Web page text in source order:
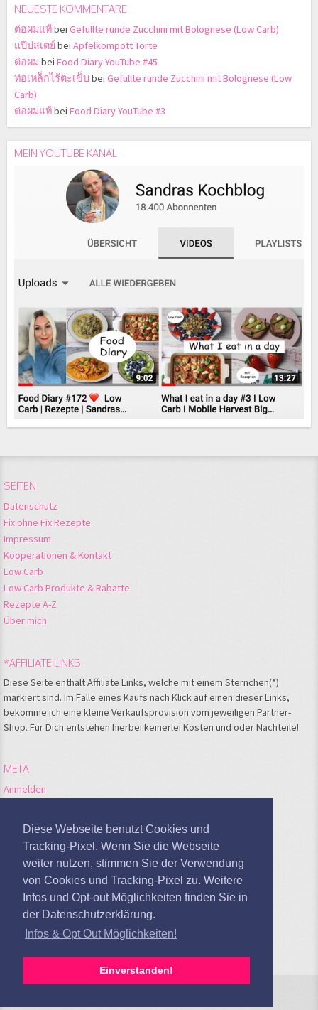
Diese Webseite benutzt Cookies und
Tracking-Pixel. Wenn Sie die Webseite
weiter nutzen, stimmen Sie der Verwendung
von Cookies und Tracking-Pixel zu. Weitere
Infos und Opt-out Möglichkeiten finden Sie in
der Datenschutzerklärung.
Infos & Opt Out Möglichkeiten!
Einverstanden!
NEUESTE KOMMENTARE
ต่อผมแท้bei Gefüllte runde Zucchini mit Bolognese (Low Carb)
แป๊ปสเตย์bei Apfelkompott Torte
ต่อผม bei Food Diary YouTube #45
ท่อเหล็กไร้ตะเข็บ bei Gefüllte runde Zucchini mit Bolognese (Low
Carb)
ต่อผมแท้bei Food Diary YouTube #3
MEIN YOUTUBE KANAL
SEITEN
Datenschutz
Fix ohne Fix Rezepte
Impressum
Kooperationen & Kontakt
Low Carb
Low Carb Produkte & Rabatte
Rezepte A-Z
Über mich
*AFFILIATE LINKS
Diese Seite enthält Affiliate Links, welche mit einem Sternchen(*)
markiert sind. Im Falle eines Kaufs nach Klick auf einen dieser Links,
bekomme ich eine kleine Verkaufsprovision vom jeweiligen Partner-
Shop. Für Dich entstehen hierbei keinerlei Kosten und oder Nachteile!
META
Anmelden
Kommentare-Feed
Google Analytics deaktivieren